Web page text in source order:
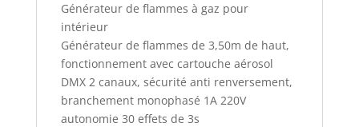
Générateur de flammes à gaz pour
intérieur
Générateur de flammes de 3,50m de haut,
fonctionnement avec cartouche aérosol
DMX 2 canaux, sécurité anti renversement,
branchement monophasé 1A 220V
autonomie 30 effets de 3s